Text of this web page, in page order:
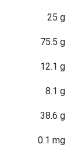
25 g
75.5 g
12.1 g
8.1 g
38.6 g
0.1 mg